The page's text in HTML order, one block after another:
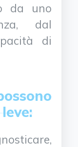
da uno
dal
di